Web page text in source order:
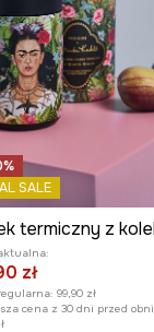
letni styl.
SALE
zł
99,90 zł
cena z 30 dni przed